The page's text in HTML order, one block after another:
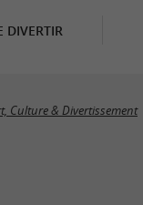
DIVERTIR
Culture & Divertissement